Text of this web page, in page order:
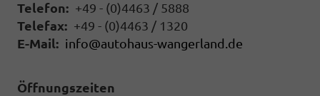
Telefon: +49 - (0)4463 / 5888
Telefax: +49 - (0)4463 / 1320
E-Mail: info@autohaus-wangerland.de
Öffnungszeiten